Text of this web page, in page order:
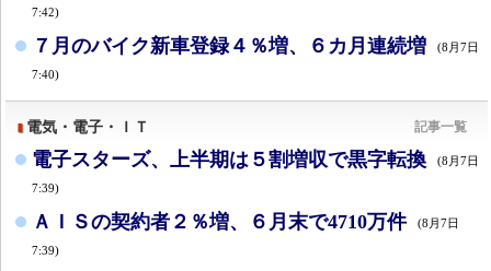
7:42)
７月のバイク新車登録４％増、６カ月連続増 (8月7日
7:40)
電気・電子・ＩＴ 記事一覧
電子スターズ、上半期は５割増収で黒字転換 (8月7日
7:39)
ＡＩＳの契約者２％増、６月末で4710万件 (8月7日
7:39)